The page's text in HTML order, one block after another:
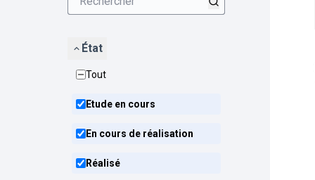
État
Tout
Etude en cours
En cours de réalisation
Réalisé